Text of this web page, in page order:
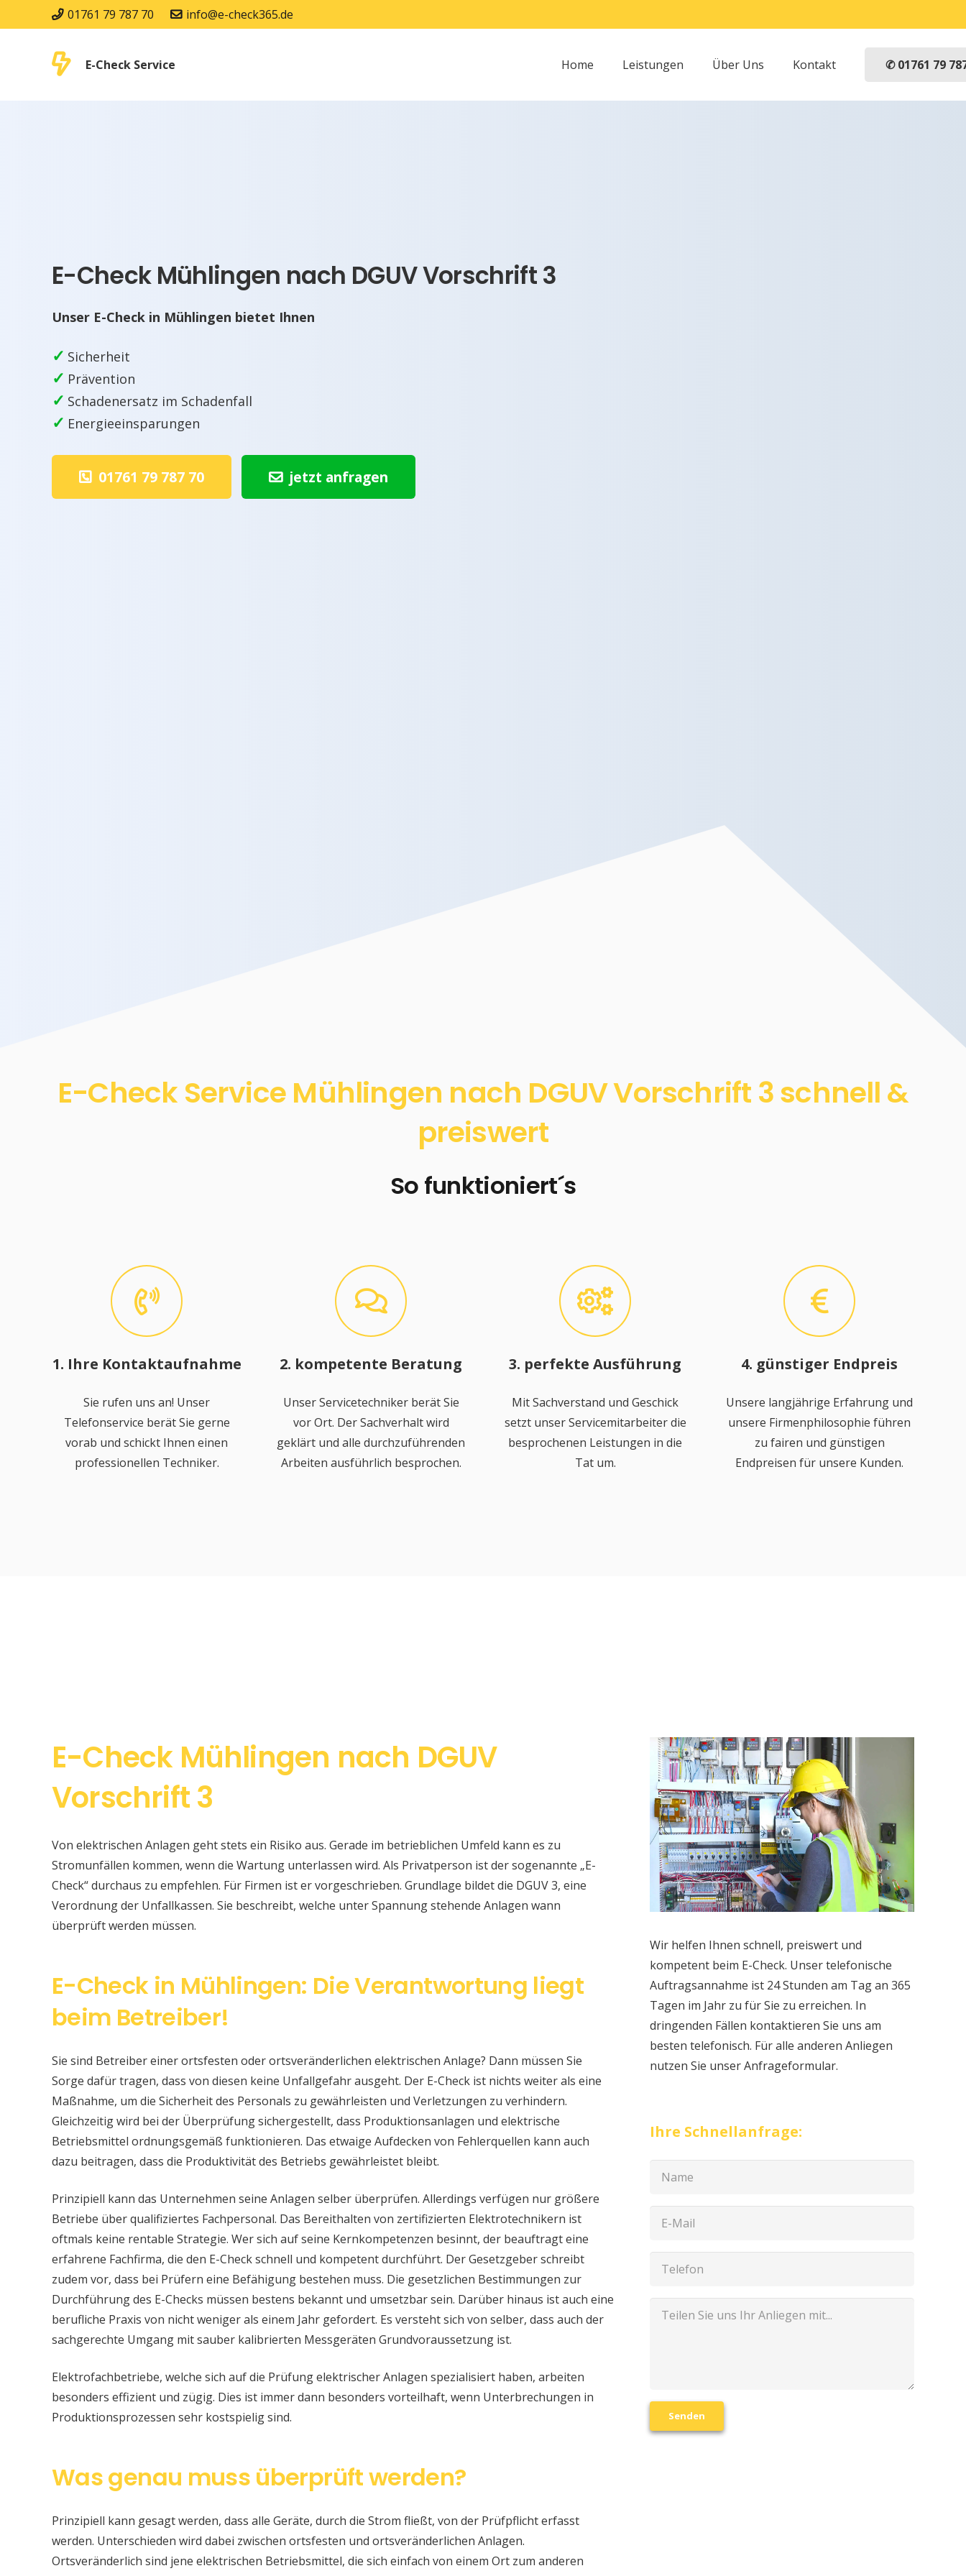
01761 79 787 70 info@e-check365.de
E-Check Service Home Leistungen Über Uns Kontakt ✆ 01761 79
E-Check Mühlingen nach DGUV Vorschrift 3
Unser E-Check in Mühlingen bietet Ihnen
✓ Sicherheit
✓ Prävention
✓ Schadenersatz im Schadenfall
✓ Energieeinsparungen
01761 79 787 70 jetzt anfragen
E-Check Service Mühlingen nach DGUV Vorschrift 3 schnell &
preiswert
So funktioniert´s
1. Ihre Kontaktaufnahme
Sie rufen uns an! Unser
Telefonservice berät Sie gerne
vorab und schickt Ihnen einen
professionellen Techniker.
2. kompetente Beratung
Unser Servicetechniker berät Sie
vor Ort. Der Sachverhalt wird
geklärt und alle durchzuführenden
Arbeiten ausführlich besprochen.
3. perfekte Ausführung
Mit Sachverstand und Geschick
setzt unser Servicemitarbeiter die
besprochenen Leistungen in die
Tat um.
4. günstiger Endpreis
Unsere langjährige Erfahrung und
unsere Firmenphilosophie führen
zu fairen und günstigen
Endpreisen für unsere Kunden.
E-Check Mühlingen nach DGUV
Vorschrift 3
Von elektrischen Anlagen geht stets ein Risiko aus. Gerade im betrieblichen Umfeld kann es zu
Stromunfällen kommen, wenn die Wartung unterlassen wird. Als Privatperson ist der sogenannte „E-
Check“ durchaus zu empfehlen. Für Firmen ist er vorgeschrieben. Grundlage bildet die DGUV 3, eine
Verordnung der Unfallkassen. Sie beschreibt, welche unter Spannung stehende Anlagen wann
überprüft werden müssen.
E-Check in Mühlingen: Die Verantwortung liegt
beim Betreiber!
Sie sind Betreiber einer ortsfesten oder ortsveränderlichen elektrischen Anlage? Dann müssen Sie
Sorge dafür tragen, dass von diesen keine Unfallgefahr ausgeht. Der E-Check ist nichts weiter als eine
Maßnahme, um die Sicherheit des Personals zu gewährleisten und Verletzungen zu verhindern.
Gleichzeitig wird bei der Überprüfung sichergestellt, dass Produktionsanlagen und elektrische
Betriebsmittel ordnungsgemäß funktionieren. Das etwaige Aufdecken von Fehlerquellen kann auch
dazu beitragen, dass die Produktivität des Betriebs gewährleistet bleibt.
Prinzipiell kann das Unternehmen seine Anlagen selber überprüfen. Allerdings verfügen nur größere
Betriebe über qualifiziertes Fachpersonal. Das Bereithalten von zertifizierten Elektrotechnikern ist
oftmals keine rentable Strategie. Wer sich auf seine Kernkompetenzen besinnt, der beauftragt eine
erfahrene Fachfirma, die den E-Check schnell und kompetent durchführt. Der Gesetzgeber schreibt
zudem vor, dass bei Prüfern eine Befähigung bestehen muss. Die gesetzlichen Bestimmungen zur
Durchführung des E-Checks müssen bestens bekannt und umsetzbar sein. Darüber hinaus ist auch eine
berufliche Praxis von nicht weniger als einem Jahr gefordert. Es versteht sich von selber, dass auch der
sachgerechte Umgang mit sauber kalibrierten Messgeräten Grundvoraussetzung ist.
Elektrofachbetriebe, welche sich auf die Prüfung elektrischer Anlagen spezialisiert haben, arbeiten
besonders effizient und zügig. Dies ist immer dann besonders vorteilhaft, wenn Unterbrechungen in
Produktionsprozessen sehr kostspielig sind.
Was genau muss überprüft werden?
Prinzipiell kann gesagt werden, dass alle Geräte, durch die Strom fließt, von der Prüfpflicht erfasst
werden. Unterschieden wird dabei zwischen ortsfesten und ortsveränderlichen Anlagen.
Ortsveränderlich sind jene elektrischen Betriebsmittel, die sich einfach von einem Ort zum anderen
Wir helfen Ihnen schnell, preiswert und
kompetent beim E-Check. Unser telefonische
Auftragsannahme ist 24 Stunden am Tag an 365
Tagen im Jahr zu für Sie zu erreichen. In
dringenden Fällen kontaktieren Sie uns am
besten telefonisch. Für alle anderen Anliegen
nutzen Sie unser Anfrageformular.
Ihre Schnellanfrage:
Senden